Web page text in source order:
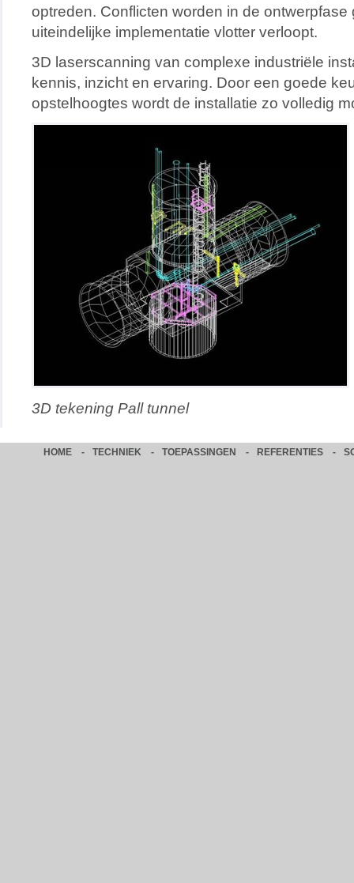
optreden. Conflicten worden in de
uiteindelijke implementatie vlotter verloopt.
3D laserscanning van complexe industriële
kennis, inzicht en ervaring. Door een goede
opstelhoogtes wordt de installatie zo volledig
3D tekening Pall tunnel
HOME - TECHNIEK - TOEPASSINGEN - REFERENTIES -